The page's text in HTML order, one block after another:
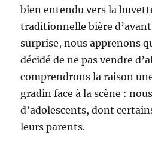
bien entendu vers la
traditionnelle bière
surprise, nous apprenons
décidé de ne pas vendre
comprendrons la raison
gradin face à la scène :
d’adolescents, dont
leurs parents.